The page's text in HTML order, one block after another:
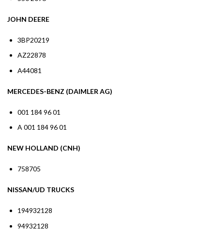
JOHN DEERE
3BP20219
AZ22878
A44081
MERCEDES-BENZ (DAIMLER AG)
001 184 96 01
A 001 184 96 01
NEW HOLLAND (CNH)
758705
NISSAN/UD TRUCKS
194932128
94932128